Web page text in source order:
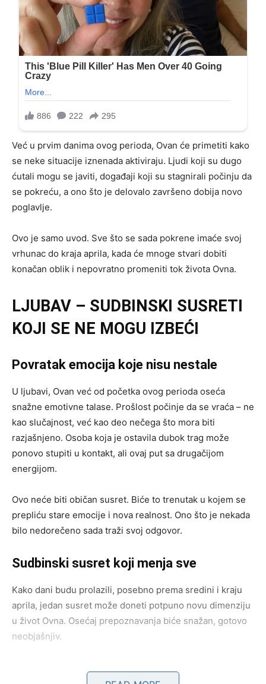
Već u prvim danima ovog perioda, Ovan će primetiti kako
se neke situacije iznenada aktiviraju. Ljudi koji su dugo
ćutali mogu se javiti, događaji koji su stagnirali počinju da
se pokreću, a ono što je delovalo završeno dobija novo
poglavlje.
Ovo je samo uvod. Sve što se sada pokrene imaće svoj
vrhunac do kraja aprila, kada će mnoge stvari dobiti
konačan oblik i nepovratno promeniti tok života Ovna.
LJUBAV – SUDBINSKI SUSRETI
KOJI SE NE MOGU IZBEĆI
Povratak emocija koje nisu nestale
U ljubavi, Ovan već od početka ovog perioda oseća
snažne emotivne talase. Prošlost počinje da se vraća – ne
kao slučajnost, već kao deo nečega što mora biti
razjašnjeno. Osoba koja je ostavila dubok trag može
ponovo stupiti u kontakt, ali ovaj put sa drugačijom
energijom.
Ovo neće biti običan susret. Biće to trenutak u kojem se
prepliću stare emocije i nova realnost. Ono što je nekada
bilo nedorečeno sada traži svoj odgovor.
Sudbinski susret koji menja sve
Kako dani budu prolazili, posebno prema sredini i kraju
aprila, jedan susret može doneti potpuno novu dimenziju
u život Ovna. Osećaj prepoznavanja biće snažan, gotovo
neobjašnjiv.